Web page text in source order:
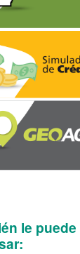
le puede